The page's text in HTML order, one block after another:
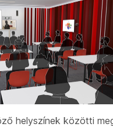
helyszínek közötti